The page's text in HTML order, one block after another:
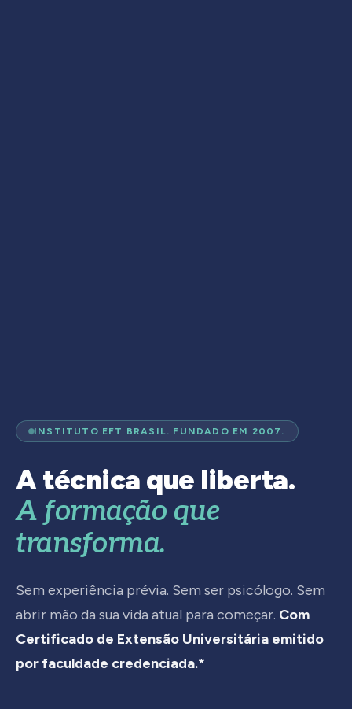
INSTITUTO EFT BRASIL. FUNDADO EM 2007.
A técnica que liberta.
A formação que
transforma.
Sem experiência prévia. Sem ser psicólogo. Sem
abrir mão da sua vida atual para começar. Com
Certificado de Extensão Universitária emitido
por faculdade credenciada.*